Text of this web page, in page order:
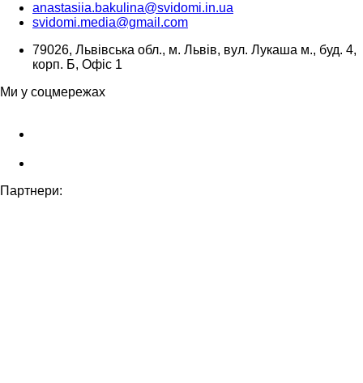
anastasiia.bakulina@svidomi.in.ua
svidomi.media@gmail.com
79026, Львівська обл., м. Львів, вул. Лукаша м., буд. 4,
корп. Б, Офіс 1
Ми у соцмережах
Партнери: